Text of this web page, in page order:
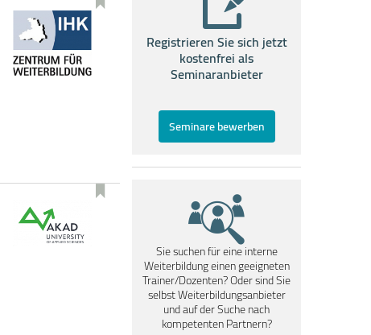
Registrieren Sie sich jetzt
kostenfrei als
Seminaranbieter
Seminare bewerben
Sie suchen für eine interne
Weiterbildung einen geeigneten
Trainer/Dozenten? Oder sind Sie
selbst Weiterbildungsanbieter
und auf der Suche nach
kompetenten Partnern?